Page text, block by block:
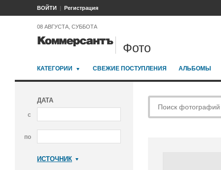
ВОЙТИ Регистрация
08 АВГУСТА, СУББОТА
Фото
КАТЕГОРИИ СВЕЖИЕ ПОСТУПЛЕНИЯ АЛЬБОМЫ
ДАТА
с
по
ИСТОЧНИК